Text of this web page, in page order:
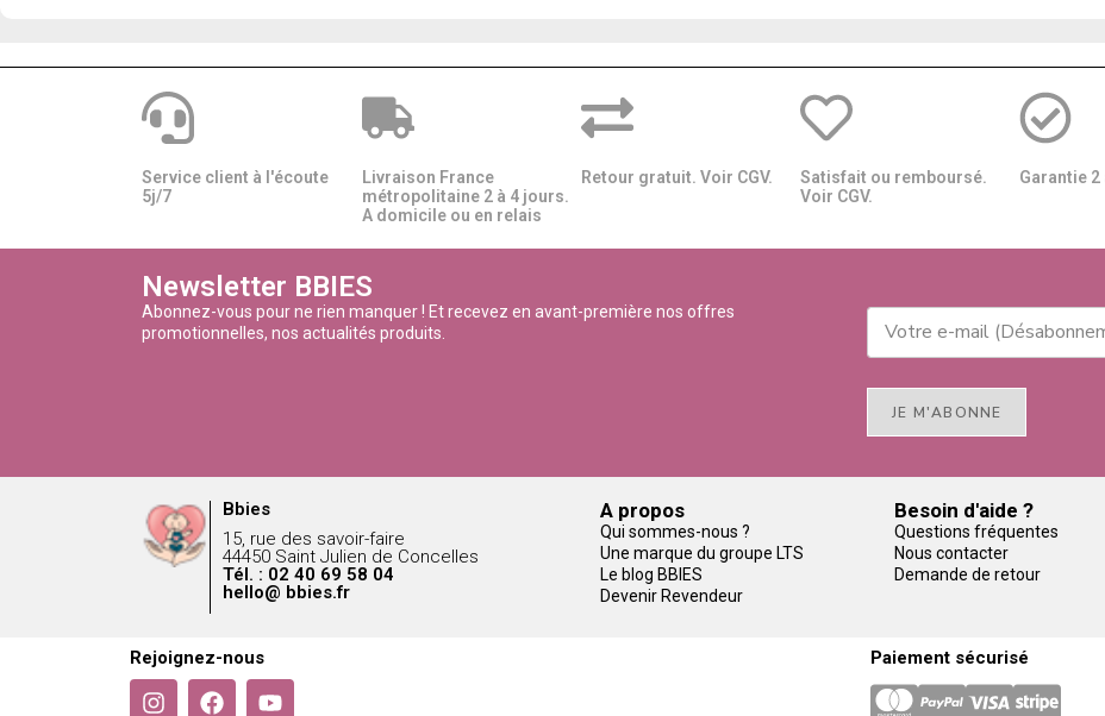
Service client à l'écoute
5j/7
Livraison France
métropolitaine 2 à 4 jours.
A domicile ou en relais​​
Retour gratuit. Voir CGV.
Satisfait ou remboursé.
Voir CGV.
Garantie 2
Newsletter BBIES
Abonnez-vous pour ne rien manquer ! Et recevez en avant-première nos offres
promotionnelles, nos actualités produits.
JE M'ABONNE
Bbies
15, rue des savoir-faire
44450 Saint Julien de Concelles
Tél. : 02 40 69 58 04
hello@ bbies.fr
A propos
Qui sommes-nous ?
Une marque du groupe LTS
Le blog BBIES
Devenir Revendeur
Besoin d'aide ?
Questions fréquentes
Nous contacter
Demande de retour
Rejoignez-nous Paiement sécurisé